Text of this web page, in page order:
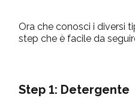
Ora che conosci i diversi
step che è facile da
Step 1: Detergente